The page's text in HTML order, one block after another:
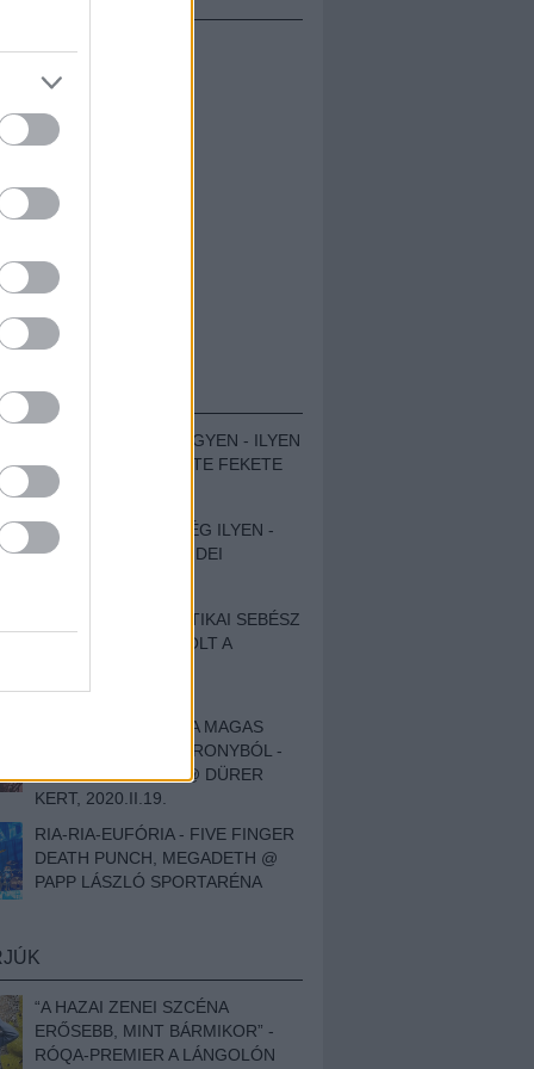
ZENÉS TÁBOR A HEGYEN - ILYEN
VOLT A VÍRUS SZÜLTE FEKETE
ZAJ FESZTIVÁL
SOHA NEM VOLT MÉG ILYEN -
BESZÁMOLÓNK AZ IDEI
EGY HALLÁSPLASZTIKAI SEBÉSZ
NAPLÓJA - ILYEN VOLT A
DOKUMENTUMFILM
MÉLY FÉRFIBÁNAT A MAGAS
ELEFÁNTCSONTTORONYBÓL -
LEPROUS, KLONE @ DÜRER
KERT, 2020.II.19.
RIA-RIA-EUFÓRIA - FIVE FINGER
DEATH PUNCH, MEGADETH @
PAPP LÁSZLÓ SPORTARÉNA
“A HAZAI ZENEI SZCÉNA
ERŐSEBB, MINT BÁRMIKOR” -
RÓQA-PREMIER A LÁNGOLÓN